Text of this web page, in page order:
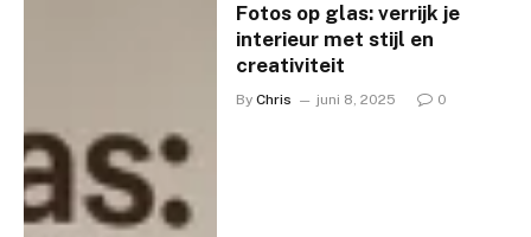
Fotos op glas: verrijk je
interieur met stijl en
creativiteit
By Chris juni 8, 2025 0